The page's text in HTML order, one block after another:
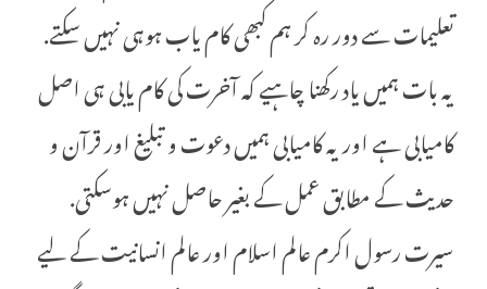
تعلیمات سے دور رہ کر ہم کبھی کام یاب ہوہی نہیں سکتے.
یہ بات ہمیں یاد رکھنا چاہیے کہ آخرت کی کام یابی ہی اصل
کامیابی ہے اور یہ کامیابی ہمیں دعوت و تبلیغ اور قرآن و
حدیث کے مطابق عمل کے بغیر حاصل نہیں ہوسکتی.
سیرت رسول اکرم عالم اسلام اور عالم انسانیت کے لیے